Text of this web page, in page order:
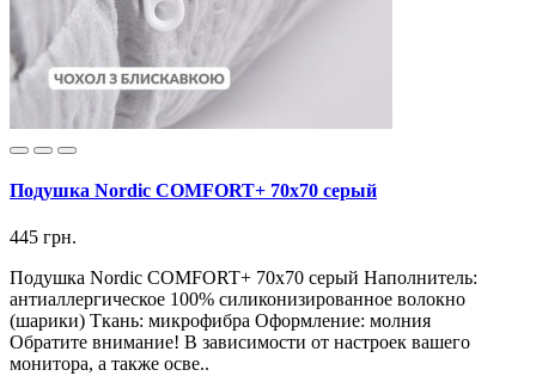
Подушка Nordic COMFORT+ 70х70 серый
445 грн.
Подушка Nordic COMFORT+ 70х70 серый Наполнитель:
антиаллергическое 100% силиконизированное волокно
(шарики) Ткань: микрофибра Оформление: молния
Обратите внимание! В зависимости от настроек вашего
монитора, а также осве..